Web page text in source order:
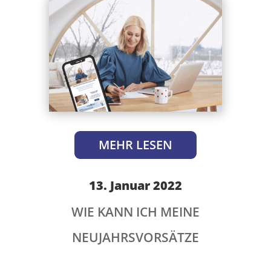
MEHR LESEN
13. Januar 2022
WIE KANN ICH MEINE
NEUJAHRSVORSÄTZE